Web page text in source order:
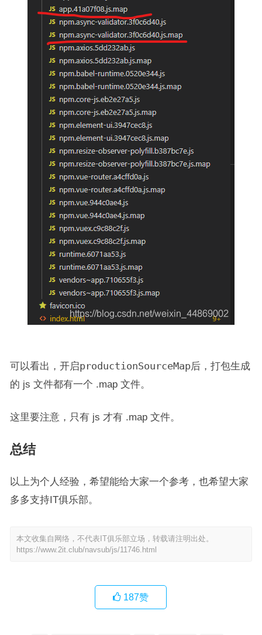
可以看出，开启productionSourceMap后，打包生成
的 js 文件都有一个 .map 文件。
这里要注意，只有 js 才有 .map 文件。
总结
以上为个人经验，希望能给大家一个参考，也希望大家
多多支持IT俱乐部。
本文收集自网络，不代表IT俱乐部立场，转载请注明出处。
https://www.2it.club/navsub/js/11746.html
187赞